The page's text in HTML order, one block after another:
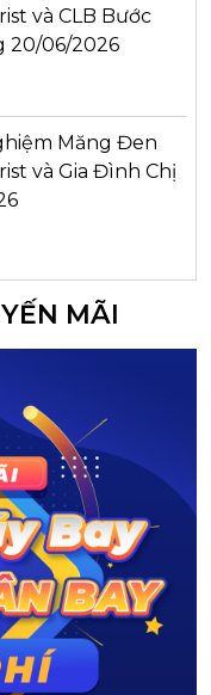
và CLB Bước
20/06/2026
Măng Đen
và Gia Đình Chị
MÃI